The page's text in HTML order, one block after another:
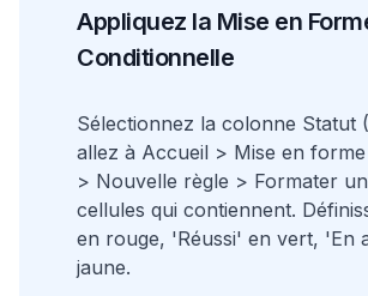
Appliquez la Mise en
Conditionnelle
Sélectionnez la colonne Statut
allez à Accueil > Mise en
> Nouvelle règle > Formater
cellules qui contiennent.
en rouge, 'Réussi' en vert, 'En
jaune.